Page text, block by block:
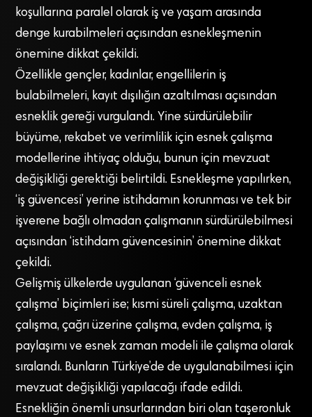
koşullarına paralel olarak iş ve yaşam arasında
denge kurabilmeleri açısından esnekleşmenin
önemine dikkat çekildi.
Özellikle gençler, kadınlar, engellilerin iş
bulabilmeleri, kayıt dışılığın azaltılması açısından
esneklik gereği vurgulandı. Yine sürdürülebilir
büyüme, rekabet ve verimlilik için esnek çalışma
modellerine ihtiyaç olduğu, bunun için mevzuat
değişikliği gerektiği belirtildi. Esnekleşme yapılırken,
‘iş güvencesi’ yerine istihdamın korunması ve tek bir
işverene bağlı olmadan çalışmanın sürdürülebilmesi
açısından ‘istihdam güvencesinin’ önemine dikkat
çekildi.
Gelişmiş ülkelerde uygulanan ‘güvenceli esnek
çalışma’ biçimleri ise; kısmi süreli çalışma, uzaktan
çalışma, çağrı üzerine çalışma, evden çalışma, iş
paylaşımı ve esnek zaman modeli ile çalışma olarak
sıralandı. Bunların Türkiye’de de uygulanabilmesi için
mevzuat değişikliği yapılacağı ifade edildi.
Esnekliğin önemli unsurlarından biri olan taşeronluk